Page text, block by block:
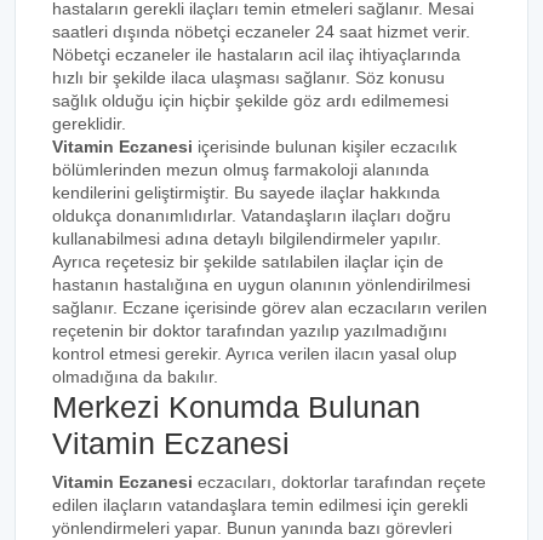
hastaların gerekli ilaçları temin etmeleri sağlanır. Mesai
saatleri dışında nöbetçi eczaneler 24 saat hizmet verir.
Nöbetçi eczaneler ile hastaların acil ilaç ihtiyaçlarında
hızlı bir şekilde ilaca ulaşması sağlanır. Söz konusu
sağlık olduğu için hiçbir şekilde göz ardı edilmemesi
gereklidir.
Vitamin Eczanesi içerisinde bulunan kişiler eczacılık
bölümlerinden mezun olmuş farmakoloji alanında
kendilerini geliştirmiştir. Bu sayede ilaçlar hakkında
oldukça donanımlıdırlar. Vatandaşların ilaçları doğru
kullanabilmesi adına detaylı bilgilendirmeler yapılır.
Ayrıca reçetesiz bir şekilde satılabilen ilaçlar için de
hastanın hastalığına en uygun olanının yönlendirilmesi
sağlanır. Eczane içerisinde görev alan eczacıların verilen
reçetenin bir doktor tarafından yazılıp yazılmadığını
kontrol etmesi gerekir. Ayrıca verilen ilacın yasal olup
olmadığına da bakılır.
Merkezi Konumda Bulunan
Vitamin Eczanesi
Vitamin Eczanesi eczacıları, doktorlar tarafından reçete
edilen ilaçların vatandaşlara temin edilmesi için gerekli
yönlendirmeleri yapar. Bunun yanında bazı görevleri